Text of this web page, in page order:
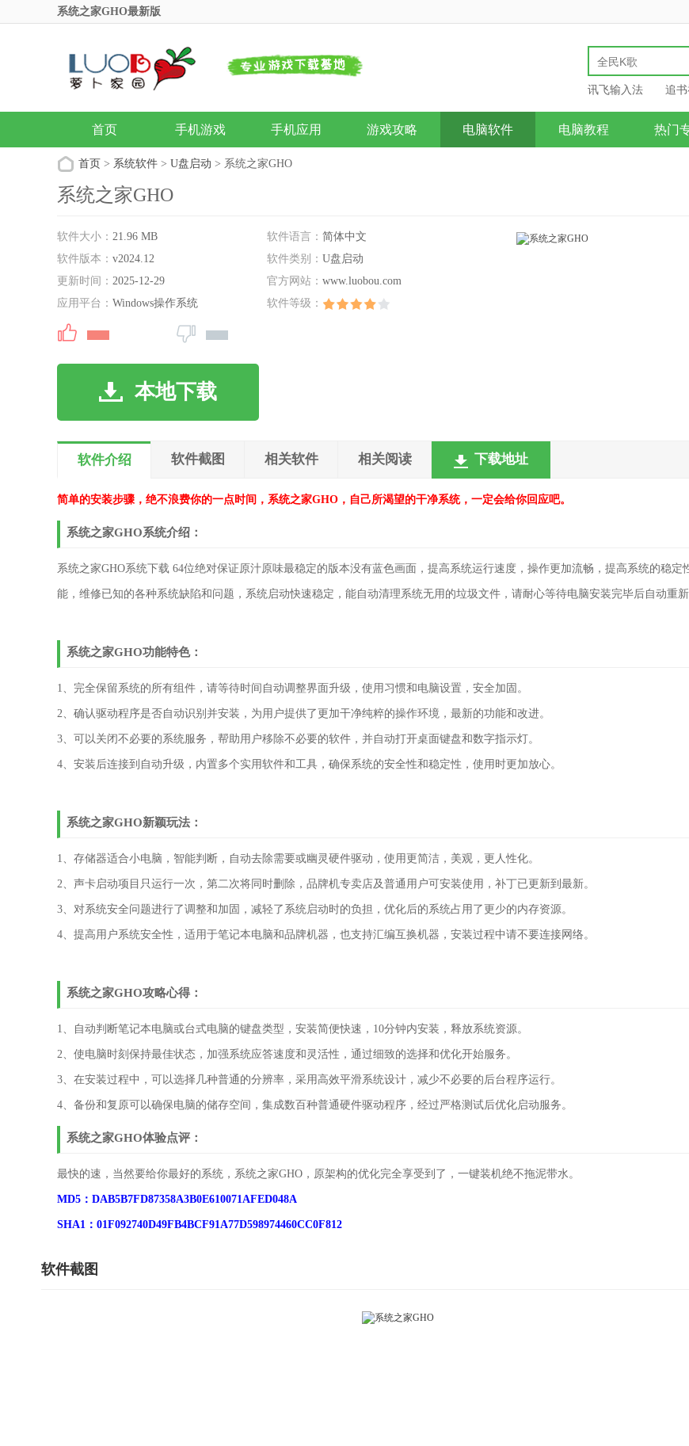
系统之家GHO最新版
讯飞输入法 追
首页 手机游戏 手机应用 游戏攻略 电脑软件 电脑教程 热门
首页 > 系统软件 > U盘启动 > 系统之家GHO
系统之家GHO
软件大小： 21.96 MB 软件语言： 简体中文
软件版本： v2024.12 软件类别： U盘启动
更新时间： 2025-12-29 官方网站： www.luobou.com
应用平台： Windows操作系统 软件等级：
本地下载
软件介绍 软件截图 相关软件 相关阅读 下载地址
简单的安装步骤，绝不浪费你的一点时间，系统之家GHO，自己所渴望的干净系统，一定会给你回应吧。
系统之家GHO系统介绍：
系统之家GHO系统下载 64位绝对保证原汁原味最稳定的版本没有蓝色画面，提高系统运行速度，操作更加流畅，提高系统的稳定
能，维修已知的各种系统缺陷和问题，系统启动快速稳定，能自动清理系统无用的垃圾文件，请耐心等待电脑安装完毕后自动重新
系统之家GHO功能特色：
1、完全保留系统的所有组件，请等待时间自动调整界面升级，使用习惯和电脑设置，安全加固。
2、确认驱动程序是否自动识别并安装，为用户提供了更加干净纯粹的操作环境，最新的功能和改进。
3、可以关闭不必要的系统服务，帮助用户移除不必要的软件，并自动打开桌面键盘和数字指示灯。
4、安装后连接到自动升级，内置多个实用软件和工具，确保系统的安全性和稳定性，使用时更加放心。
系统之家GHO新颖玩法：
1、存储器适合小电脑，智能判断，自动去除需要或幽灵硬件驱动，使用更简洁，美观，更人性化。
2、声卡启动项目只运行一次，第二次将同时删除，品牌机专卖店及普通用户可安装使用，补丁已更新到最新。
3、对系统安全问题进行了调整和加固，减轻了系统启动时的负担，优化后的系统占用了更少的内存资源。
4、提高用户系统安全性，适用于笔记本电脑和品牌机器，也支持汇编互换机器，安装过程中请不要连接网络。
系统之家GHO攻略心得：
1、自动判断笔记本电脑或台式电脑的键盘类型，安装简便快速，10分钟内安装，释放系统资源。
2、使电脑时刻保持最佳状态，加强系统应答速度和灵活性，通过细致的选择和优化开始服务。
3、在安装过程中，可以选择几种普通的分辨率，采用高效平滑系统设计，减少不必要的后台程序运行。
4、备份和复原可以确保电脑的储存空间，集成数百种普通硬件驱动程序，经过严格测试后优化启动服务。
系统之家GHO体验点评：
最快的速，当然要给你最好的系统，系统之家GHO，原架构的优化完全享受到了，一键装机绝不拖泥带水。
MD5：DAB5B7FD87358A3B0E610071AFED048A
SHA1：01F092740D49FB4BCF91A77D598974460CC0F812
软件截图